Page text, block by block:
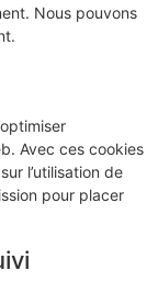
Nous pouvons
Avec ces cookies
l’utilisation de
pour placer